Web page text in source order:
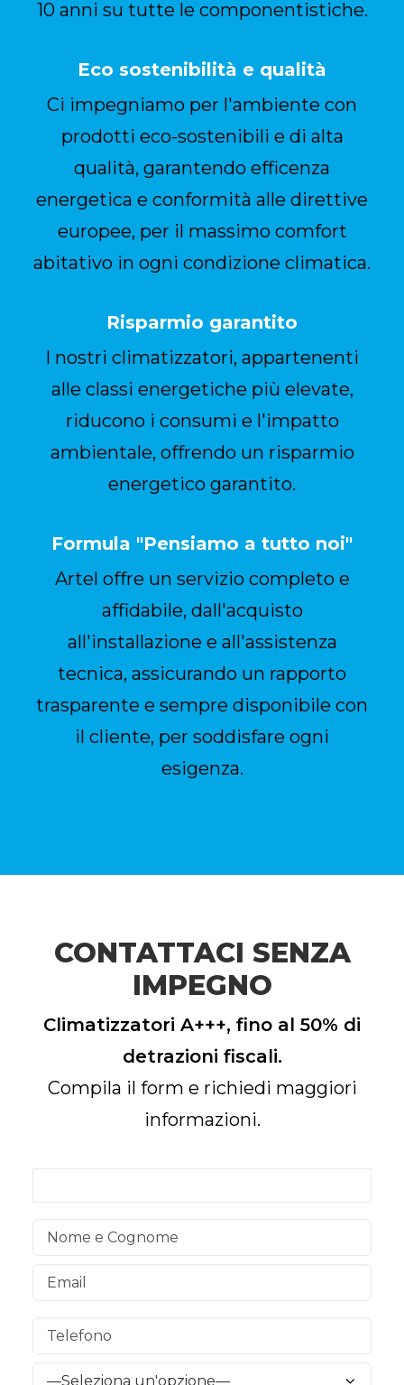
10 anni su tutte le componentistiche.
Eco sostenibilità e qualità
Ci impegniamo per l'ambiente con
prodotti eco-sostenibili e di alta
qualità, garantendo efficenza
energetica e conformità alle direttive
europee, per il massimo comfort
abitativo in ogni condizione climatica.
Risparmio garantito
I nostri climatizzatori, appartenenti
alle classi energetiche più elevate,
riducono i consumi e l'impatto
ambientale, offrendo un risparmio
energetico garantito.
Formula "Pensiamo a tutto noi"
Artel offre un servizio completo e
affidabile, dall'acquisto
all'installazione e all'assistenza
tecnica, assicurando un rapporto
trasparente e sempre disponibile con
il cliente, per soddisfare ogni
esigenza.
CONTATTACI SENZA
IMPEGNO
Climatizzatori A+++, fino al 50% di
detrazioni fiscali.
Compila il form e richiedi maggiori
informazioni.